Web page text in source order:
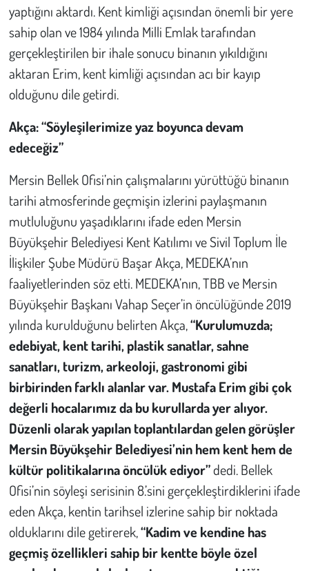
yaptığını aktardı. Kent kimliği açısından önemli bir yere
sahip olan ve 1984 yılında Milli Emlak tarafından
gerçekleştirilen bir ihale sonucu binanın yıkıldığını
aktaran Erim, kent kimliği açısından acı bir kayıp
olduğunu dile getirdi.
Akça: “Söyleşilerimize yaz boyunca devam
edeceğiz”
Mersin Bellek Ofisi’nin çalışmalarını yürüttüğü binanın
tarihi atmosferinde geçmişin izlerini paylaşmanın
mutluluğunu yaşadıklarını ifade eden Mersin
Büyükşehir Belediyesi Kent Katılımı ve Sivil Toplum İle
İlişkiler Şube Müdürü Başar Akça, MEDEKA’nın
faaliyetlerinden söz etti. MEDEKA’nın, TBB ve Mersin
Büyükşehir Başkanı Vahap Seçer’in öncülüğünde 2019
yılında kurulduğunu belirten Akça,“Kurulumuzda;
edebiyat, kent tarihi, plastik sanatlar, sahne
sanatları, turizm, arkeoloji, gastronomi gibi
birbirinden farklı alanlar var. Mustafa Erim gibi çok
değerli hocalarımız da bu kurullarda yer alıyor.
Düzenli olarak yapılan toplantılardan gelen görüşler
Mersin Büyükşehir Belediyesi’nin hem kent hem de
kültür politikalarına öncülük ediyor”dedi. Bellek
Ofisi’nin söyleşi serisinin 8.’sini gerçekleştirdiklerini ifade
eden Akça, kentin tarihsel izlerine sahip bir noktada
olduklarını dile getirerek,“Kadim ve kendine has
geçmiş özellikleri sahip bir kentte böyle özel